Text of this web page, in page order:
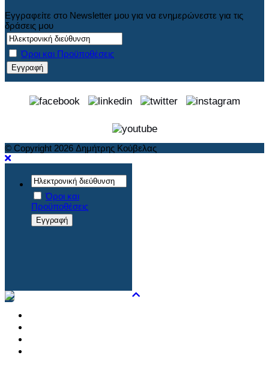
Εγγραφείτε στο Newsletter μου για να ενημερώνεστε για τις
δράσεις μου
Όροι και Προϋποθέσεις
© Copyright 2026 Δημήτρης Κούβελας
Όροι και
Προϋποθέσεις